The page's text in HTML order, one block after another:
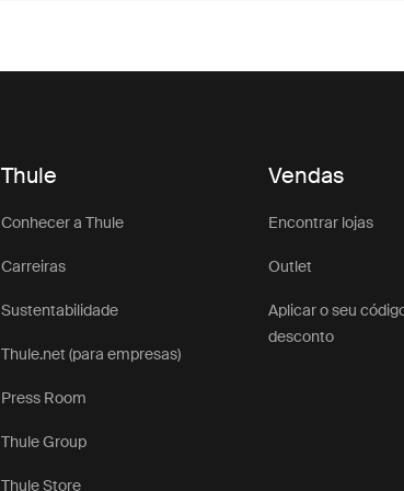
Thule
Conhecer a Thule
Carreiras
Sustentabilidade
Thule.net (para empresas)
Press Room
Thule Group
Thule Store
Vendas
Encontrar lojas
Outlet
Aplicar o seu
desconto